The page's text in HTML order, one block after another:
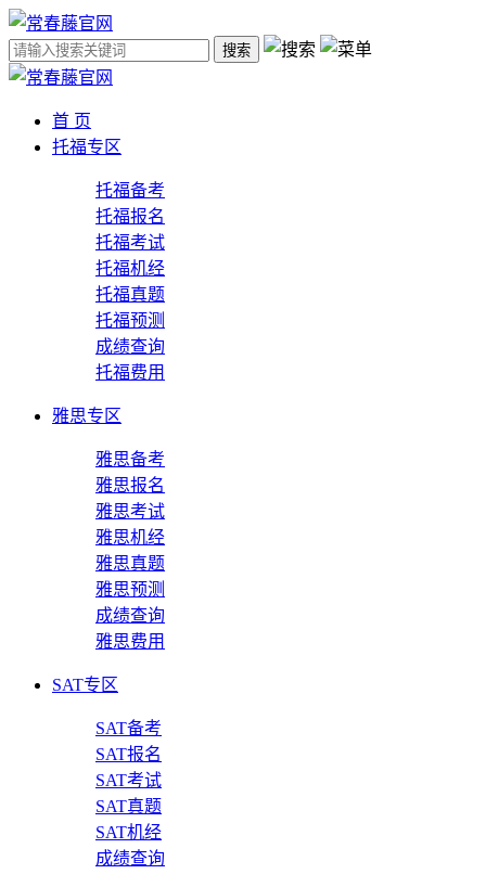
搜索
首 页
托福专区
托福备考
托福报名
托福考试
托福机经
托福真题
托福预测
成绩查询
托福费用
雅思专区
雅思备考
雅思报名
雅思考试
雅思机经
雅思真题
雅思预测
成绩查询
雅思费用
SAT专区
SAT备考
SAT报名
SAT考试
SAT真题
SAT机经
成绩查询